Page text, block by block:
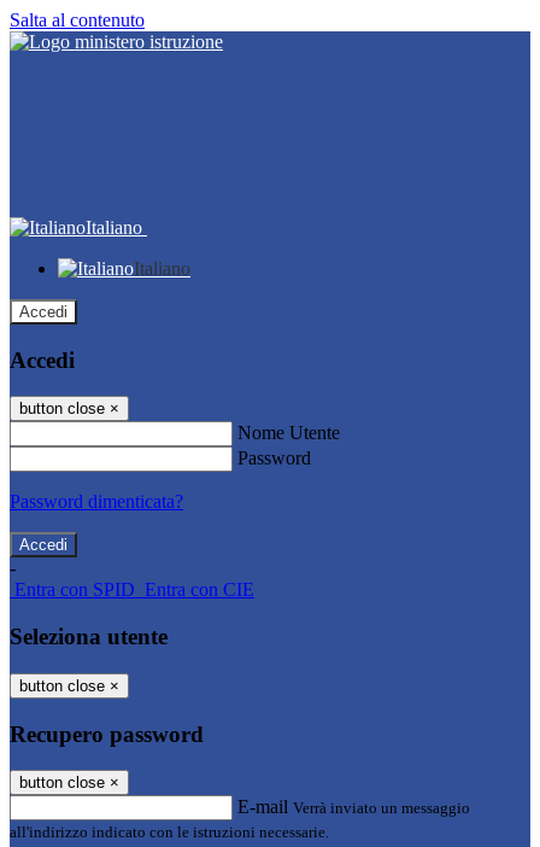
Salta al contenuto
Italiano
Italiano
Accedi
Accedi
button close ×
Nome Utente
Password
Password dimenticata?
-
Entra con SPID Entra con CIE
Seleziona utente
button close ×
Recupero password
button close ×
E-mail Verrà inviato un messaggio
all'indirizzo indicato con le istruzioni necessarie.